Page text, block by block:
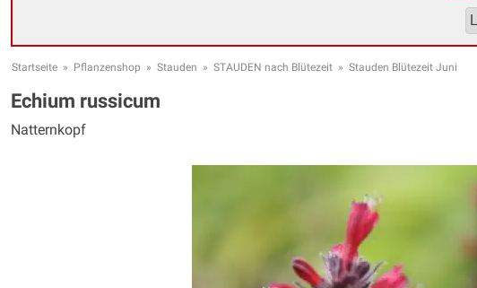
Startseite » Pflanzenshop » Stauden » STAUDEN nach Blütezeit » Stauden Blütezeit Juni
Echium russicum
Natternkopf